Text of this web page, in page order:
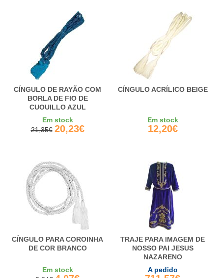
CÍNGULO DE RAYÃO COM
BORLA DE FIO DE
CUQUILLO AZUL
Em stock
21,35€ 20,23€
CÍNGULO ACRÍLICO BEIGE
Em stock
12,20€
CÍNGULO PARA COROINHA
DE COR BRANCO
Em stock
TRAJE PARA IMAGEM DE
NOSSO PAI JESUS
NAZARENO
A pedido